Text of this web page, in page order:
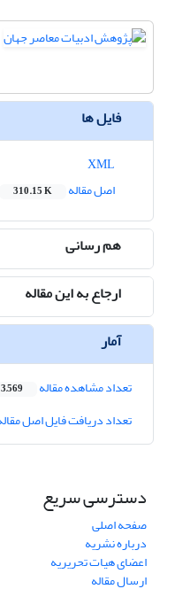
فایل ها
اصل مقاله
310.15 K
هم رسانی
ارجاع به این مقاله
آمار
تعداد مشاهده مقاله 3,569
تعداد دریافت فایل اصل
دسترسی سریع
صفحه اصلی
درباره نشریه
اعضای هیات تحریریه
ارسال مقاله